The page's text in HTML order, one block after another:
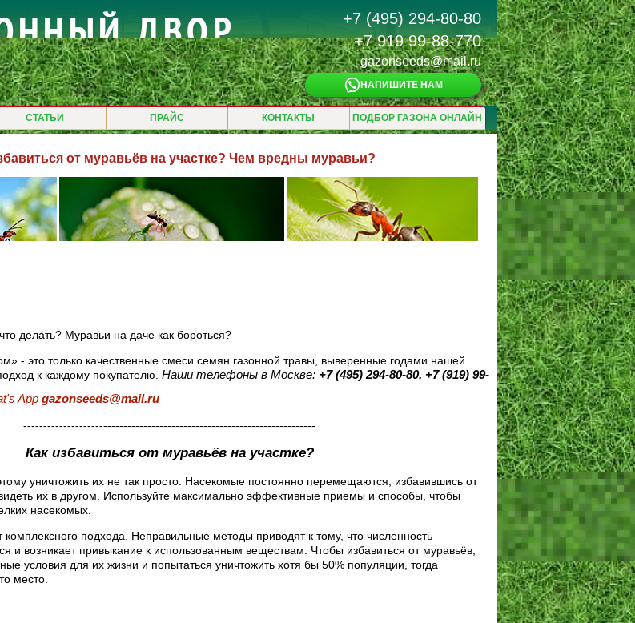
+7 (495) 294-80-80
+7 919 99-88-770
gazonseeds@mail.ru
НАПИШИТЕ НАМ
СТАТЬИ ПРАЙС КОНТАКТЫ ПОДБОР ГАЗОНА ОНЛАЙН
от муравьёв на участке? Чем вредны муравьи?
делать? Муравьи на даче как бороться?
- это только качественные смеси семян газонной травы, выверенные годами нашей
к каждому покупателю. Наши телефоны в Москве: +7 (495) 294-80-80, +7 (919) 99-
App gazonseeds@mail.ru
-------------------------------------------------------------------------
Как избавиться от муравьёв на участке?
уничтожить их не так просто. Насекомые постоянно перемещаются, избавившись от
их в другом. Используйте максимально эффективные приемы и способы, чтобы
насекомых.
подхода. Неправильные методы приводят к тому, что численность
и возникает привыкание к использованным веществам. Чтобы избавиться от муравьёв,
условия для их жизни и попытаться уничтожить хотя бы 50% популяции, тогда
место.